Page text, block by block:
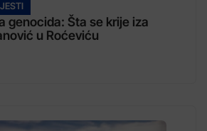
genocida: Šta se krije iza
u Roćeviću